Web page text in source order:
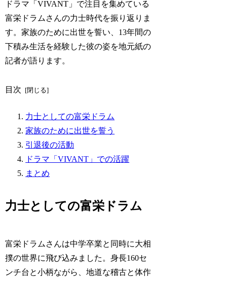
ドラマ「VIVANT」で注目を集めている
富栄ドラムさんの力士時代を振り返りま
す。家族のために出世を誓い、13年間の
下積み生活を経験した彼の姿を地元紙の
記者が語ります。
目次
力士としての富栄ドラム
家族のために出世を誓う
引退後の活動
ドラマ「VIVANT」での活躍
まとめ
力士としての富栄ドラム
富栄ドラムさんは中学卒業と同時に大相
撲の世界に飛び込みました。身長160セ
ンチ台と小柄ながら、地道な稽古と体作